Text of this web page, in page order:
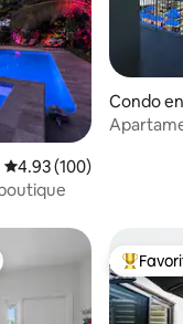
Calificación promedio:
4.93 (100)
Condo